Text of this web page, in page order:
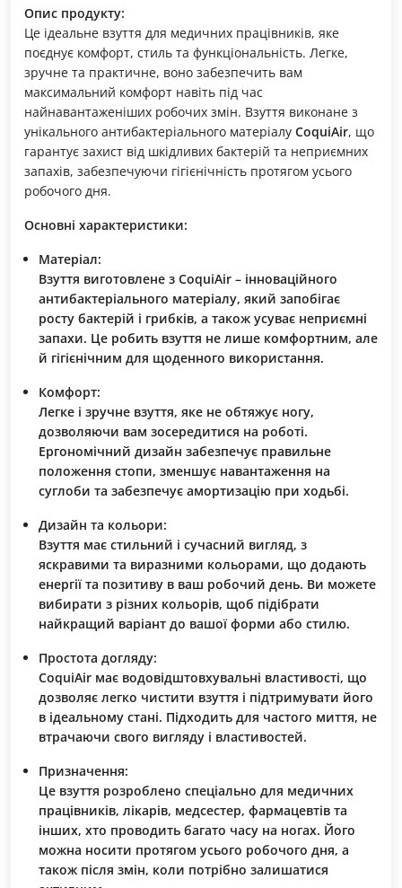
Опис продукту:
Це ідеальне взуття для медичних працівників, яке
поєднує комфорт, стиль та функціональність. Легке,
зручне та практичне, воно забезпечить вам
максимальний комфорт навіть під час
найнавантаженіших робочих змін. Взуття виконане з
унікального антибактеріального матеріалу CoquiAir, що
гарантує захист від шкідливих бактерій та неприємних
запахів, забезпечуючи гігієнічність протягом усього
робочого дня.
Основні характеристики:
Матеріал:
Взуття виготовлене з CoquiAir – інноваційного
антибактеріального матеріалу, який запобігає
росту бактерій і грибків, а також усуває неприємні
запахи. Це робить взуття не лише комфортним, але
й гігієнічним для щоденного використання.
Комфорт:
Легке і зручне взуття, яке не обтяжує ногу,
дозволяючи вам зосередитися на роботі.
Ергономічний дизайн забезпечує правильне
положення стопи, зменшує навантаження на
суглоби та забезпечує амортизацію при ходьбі.
Дизайн та кольори:
Взуття має стильний і сучасний вигляд, з
яскравими та виразними кольорами, що додають
енергії та позитиву в ваш робочий день. Ви можете
вибирати з різних кольорів, щоб підібрати
найкращий варіант до вашої форми або стилю.
Простота догляду:
CoquiAir має водовідштовхувальні властивості, що
дозволяє легко чистити взуття і підтримувати його
в ідеальному стані. Підходить для частого миття, не
втрачаючи свого вигляду і властивостей.
Призначення:
Це взуття розроблено спеціально для медичних
працівників, лікарів, медсестер, фармацевтів та
інших, хто проводить багато часу на ногах. Його
можна носити протягом усього робочого дня, а
також після змін, коли потрібно залишатися